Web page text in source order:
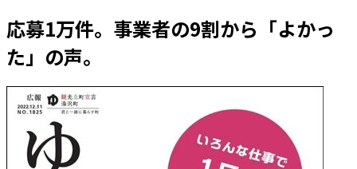
応募1万件。事業者の9割から「よかっ
た」の声。